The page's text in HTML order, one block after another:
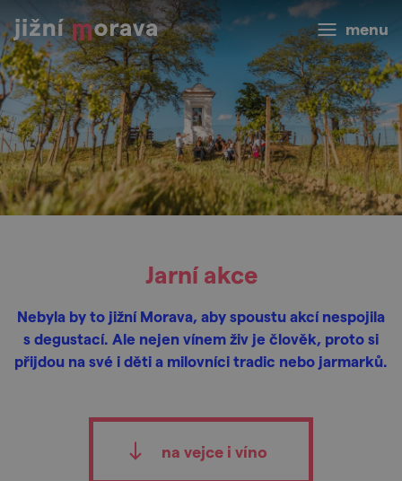
menu
Jarní akce
Nebyla by to jižní Morava, aby spoustu akcí nespojila
s degustací. Ale nejen vínem živ je člověk, proto si
přijdou na své i děti a milovníci tradic nebo jarmarků.
na vejce i víno